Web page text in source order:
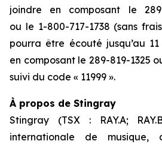
joindre en composant le
ou le 1-800-717-1738 (sans
pourra être écouté jusqu’au
en composant le 289-819-1325
suivi du code « 11999 ».
À propos de Stingray
Stingray (TSX : RAY.A;
internationale de